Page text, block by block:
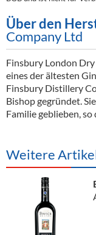
Über den
Company Ltd
Finsbury London
eines der ältesten
Finsbury Distillery
Bishop gegründet.
Familie geblieben, so
Weitere